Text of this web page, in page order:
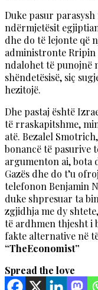
Duke pasur
ndërmjetësit
dhe do të lejonte që
administronte Rripin
ndalohet të punojnë
shëndetësisë, siç
hezitojë.
Dhe pastaj është
të rraskapitshme,
atë. Bezalel
bonancë të pasurive
argumenton ai, bota
Gazës dhe do t’u
telefonon Benjamin
duke shpresuar ta
zgjidhja me dy
të ardhmen thjesht i
fakte alternative në
“TheEconomist”
Spread the love